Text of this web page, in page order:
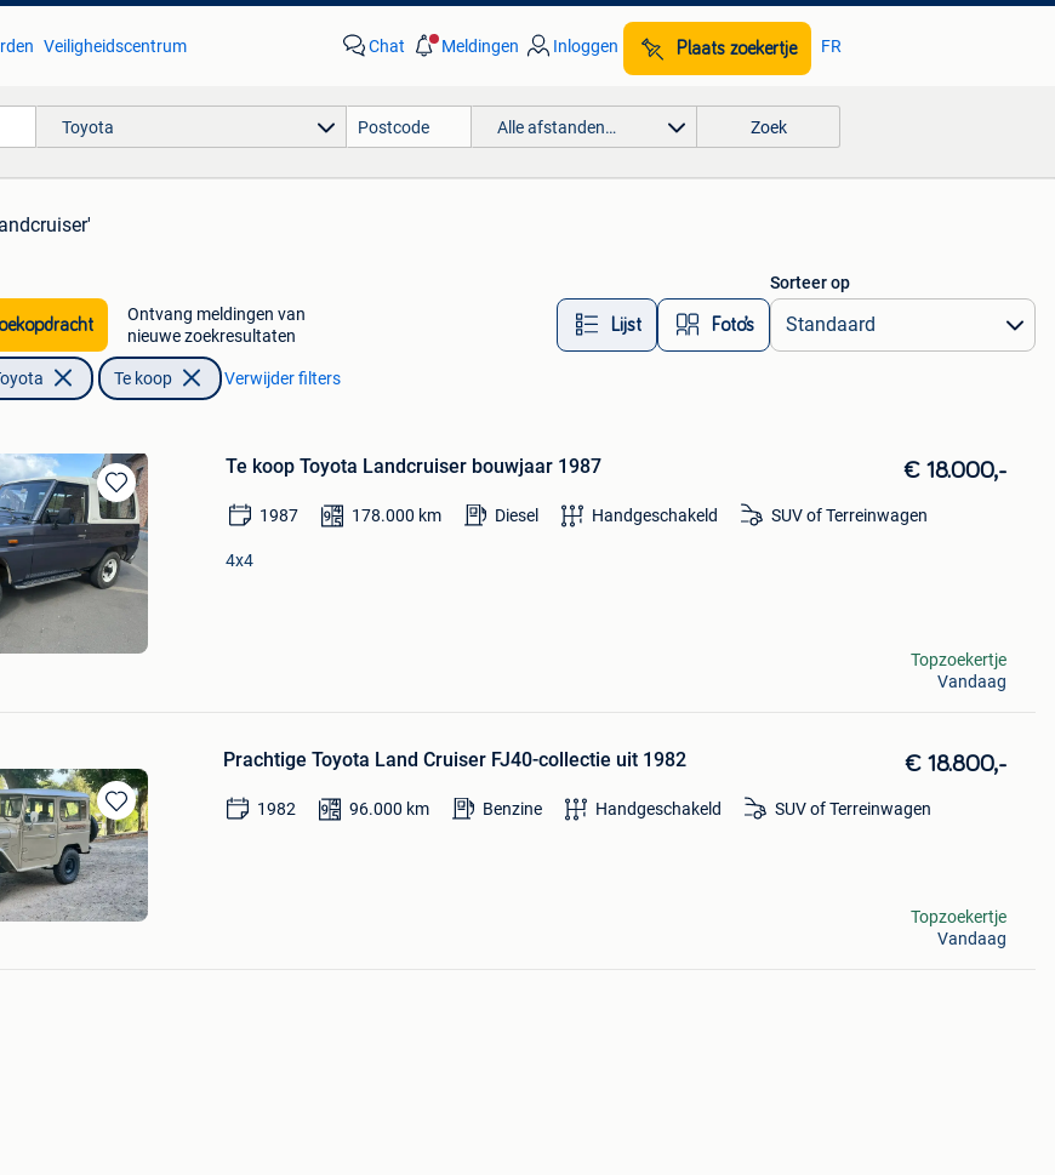
Veiligheidscentrum Chat Meldingen Inloggen Plaats zoekertje FR
Toyota Alle afstanden… Zoek
Ontvang meldingen van
nieuwe zoekresultaten
Lijst Foto’s
Sorteer op
Te koop Verwijder filters
Bewaren
in
Mijn
Favorieten
Te koop Toyota Landcruiser bouwjaar 1987 € 18.000,-
1987 178.000 km Diesel Handgeschakeld SUV of Terreinwagen
4x4
Topzoekertje
Vandaag
Bewaren
in
Mijn
Favorieten
Prachtige Toyota Land Cruiser FJ40-collectie uit 1982 € 18.800,-
1982 96.000 km Benzine Handgeschakeld SUV of Terreinwagen
Topzoekertje
Vandaag